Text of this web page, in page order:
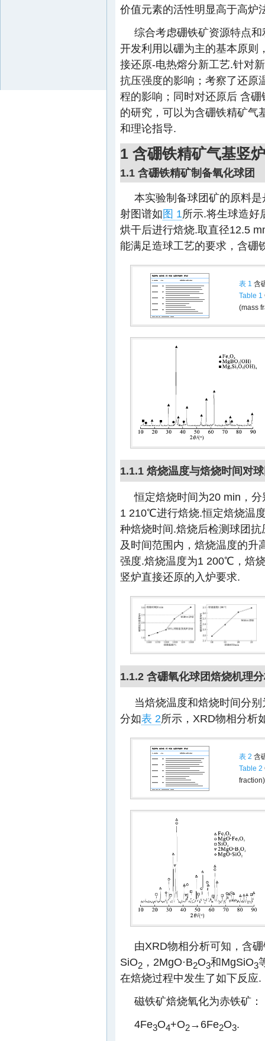
价值元素的活性明显高于高炉
综合考虑硼铁矿资源特点和
开发利用以硼为主的基本原则
接还原-电热熔分新工艺.针对
抗压强度的影响；考察了还原
程的影响；同时对还原后 含
的研究，可以为含硼铁精矿气
和理论指导.
1 含硼铁精矿气基竖
1.1 含硼铁精矿制备氧化球团
本实验制备球团矿的原料
射图谱如图 1所示.将生球造好
烘干后进行焙烧.取直径12.5
能满足造球工艺的要求，含硼
表 1 含
Table 1
(mass
1.1.1 焙烧温度与焙烧时间对
恒定焙烧时间为20 min，
1 210℃进行焙烧.恒定焙烧温
种焙烧时间.焙烧后检测球团
及时间范围内，焙烧温度的升
强度.焙烧温度为1 200℃，焙
竖炉直接还原的入炉要求.
1.1.2 含硼氧化球团焙烧机理
当焙烧温度和焙烧时间分
分如表 2所示，XRD物相分析
表 2 含
Table 2
fraction)
由XRD物相分析可知，含
SiO2 ，2MgO·B2O3和MgSiO3
在焙烧过程中发生了如下反应.
磁铁矿焙烧氧化为赤铁矿：
4Fe3O4+O2→6Fe2O3.